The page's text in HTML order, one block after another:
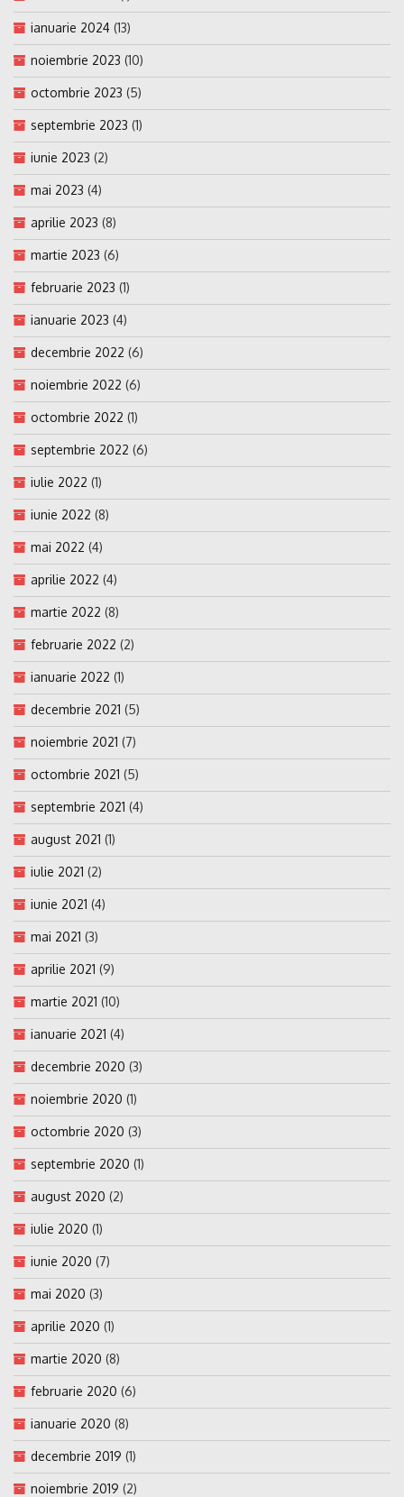
ianuarie 2024 (13)
noiembrie 2023 (10)
octombrie 2023 (5)
septembrie 2023 (1)
iunie 2023 (2)
mai 2023 (4)
aprilie 2023 (8)
martie 2023 (6)
februarie 2023 (1)
ianuarie 2023 (4)
decembrie 2022 (6)
noiembrie 2022 (6)
octombrie 2022 (1)
septembrie 2022 (6)
iulie 2022 (1)
iunie 2022 (8)
mai 2022 (4)
aprilie 2022 (4)
martie 2022 (8)
februarie 2022 (2)
ianuarie 2022 (1)
decembrie 2021 (5)
noiembrie 2021 (7)
octombrie 2021 (5)
septembrie 2021 (4)
august 2021 (1)
iulie 2021 (2)
iunie 2021 (4)
mai 2021 (3)
aprilie 2021 (9)
martie 2021 (10)
ianuarie 2021 (4)
decembrie 2020 (3)
noiembrie 2020 (1)
octombrie 2020 (3)
septembrie 2020 (1)
august 2020 (2)
iulie 2020 (1)
iunie 2020 (7)
mai 2020 (3)
aprilie 2020 (1)
martie 2020 (8)
februarie 2020 (6)
ianuarie 2020 (8)
decembrie 2019 (1)
noiembrie 2019 (2)